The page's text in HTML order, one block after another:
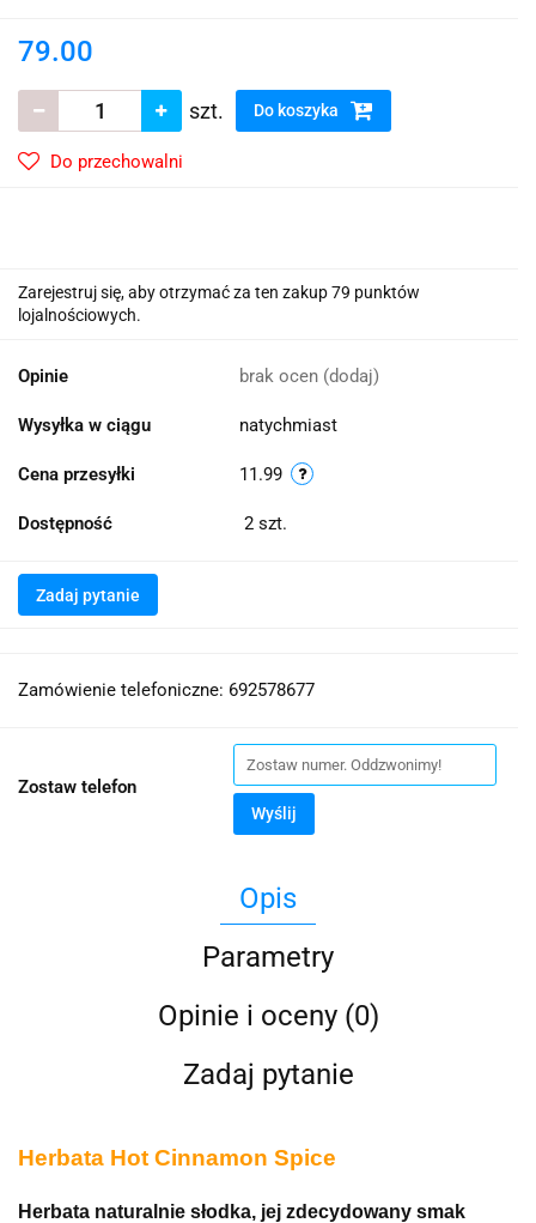
79.00
szt. Do koszyka
Do przechowalni
Zarejestruj się, aby otrzymać za ten zakup 79 punktów
lojalnościowych.
Opinie brak ocen (dodaj)
Wysyłka w ciągu natychmiast
Cena przesyłki 11.99
Dostępność 2 szt.
Zadaj pytanie
Zamówienie telefoniczne: 692578677
Zostaw telefon
Wyślij
Opis
Parametry
Opinie i oceny (0)
Zadaj pytanie
Herbata Hot Cinnamon Spice
Herbata naturalnie słodka, jej zdecydowany smak